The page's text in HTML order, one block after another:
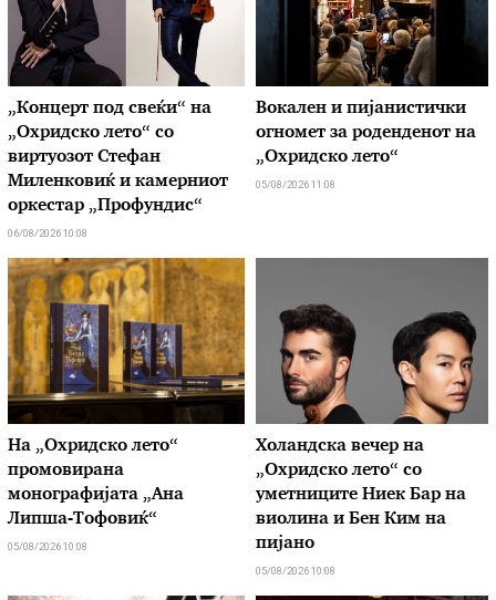
„Концерт под свеќи“ на
„Охридско лето“ со
виртуозот Стефан
Миленковиќ и камерниот
оркестар „Профундис“
06/08/2026 10:08
Вокален и пијанистички
огномет за роденденот на
„Охридско лето“
05/08/2026 11:08
На „Охридско лето“
промовирана
монографијата „Ана
Липша-Тофовиќ“
05/08/2026 10:08
Холандска вечер на
„Охридско лето“ со
уметниците Ниек Бар на
виолина и Бен Ким на
пијано
05/08/2026 10:08